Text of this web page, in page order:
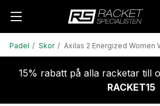
Padel Skor Axilas 2 Energized Women
15% rabatt på alla racketar till
RACKET15